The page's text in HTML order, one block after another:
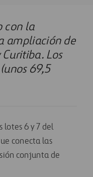
con la
ampliación de
Los
69,5
lotes 6 y 7 del
conecta las
conjunta de